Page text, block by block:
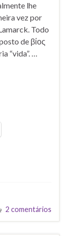
lhe
vez por
Todo
de βίος
“vida”. …
2 comentários